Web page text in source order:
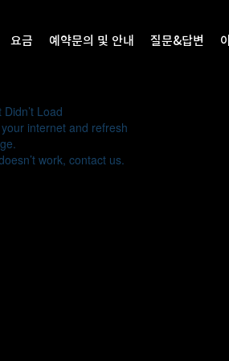
요금 예약문의 및 안내 질문&답변
Load
internet and refresh
work, contact us.